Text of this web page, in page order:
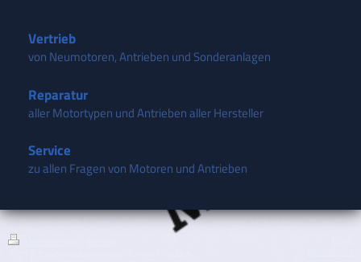
Vertrieb
von Neumotoren, Antrieben und Sonderanlagen
Reparatur
aller Motortypen und Antrieben aller Hersteller
Service
zu allen Fragen von Motoren und Antrieben